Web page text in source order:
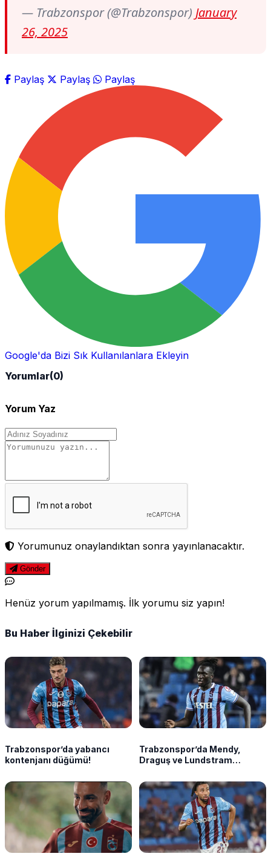
— Trabzonspor (@Trabzonspor) January
26, 2025
Paylaş Paylaş Paylaş
Google'da Bizi Sık Kullanılanlara Ekleyin
Yorumlar(0)
Yorum Yaz
Yorumunuz onaylandıktan sonra yayınlanacaktır.
Gönder
Henüz yorum yapılmamış. İlk yorumu siz yapın!
Bu Haber İlginizi Çekebilir
Trabzonspor’da yabancı
kontenjanı düğümü!
Trabzonspor’da Mendy,
Draguş ve Lundstram